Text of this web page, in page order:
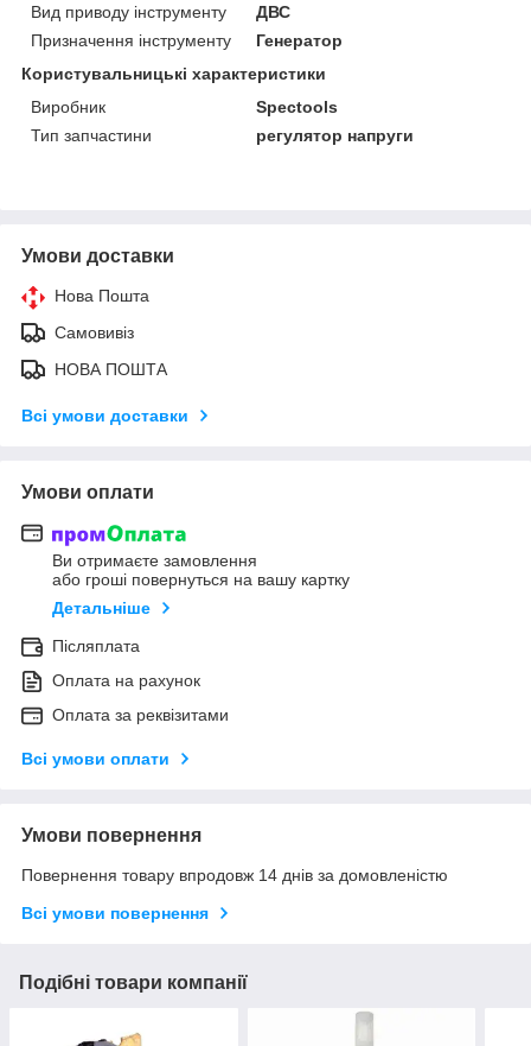
Вид приводу інструменту
ДВС
Призначення інструменту
Генератор
Користувальницькі характеристики
Виробник
Spectools
Тип запчастини
регулятор напруги
Умови доставки
Нова Пошта
Самовивіз
НОВА ПОШТА
Всі умови доставки
Умови оплати
Ви отримаєте замовлення
або гроші повернуться на вашу картку
Детальніше
Післяплата
Оплата на рахунок
Оплата за реквізитами
Всі умови оплати
Умови повернення
Повернення товару впродовж 14 днів за домовленістю
Всі умови повернення
Подібні товари компанії